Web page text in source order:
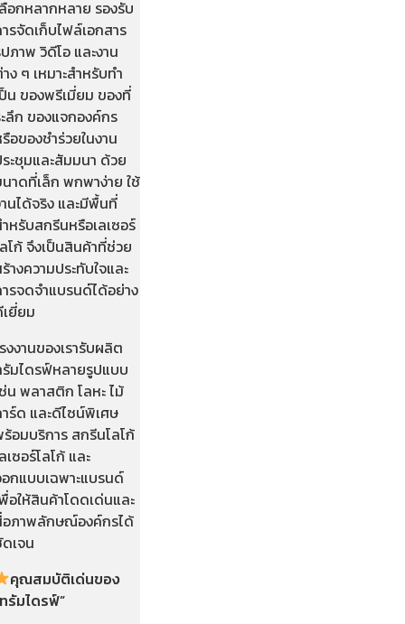
อกหลากหลาย รองรับ
รจัดเก็บไฟล์เอกสาร
ภาพ วิดีโอ และงาน
ง ๆ เหมาะสำหรับทำ
น ของพรีเมี่ยม ของที่
ลึก ของแจกองค์กร
อของชำร่วยในงาน
ะชุมและสัมมนา ด้วย
าดที่เล็ก พกพาง่าย ใช้
นได้จริง และมีพื้นที่
หรับสกรีนหรือเลเซอร์
โก้ จึงเป็นสินค้าที่ช่วย
างความประทับใจและ
รจดจำแบรนด์ได้อย่าง
ยี่ยม
งงานของเรารับผลิต
มไดรฟ์หลายรูปแบบ
น พลาสติก โลหะ ไม้
ร์ด และดีไซน์พิเศษ
อมบริการ สกรีนโลโก้
เซอร์โลโก้ และ
กแบบเฉพาะแบรนด์
อให้สินค้าโดดเด่นและ
ภาพลักษณ์องค์กรได้
เจน
คุณสมบัติเด่นของ
รัมไดรฟ์”